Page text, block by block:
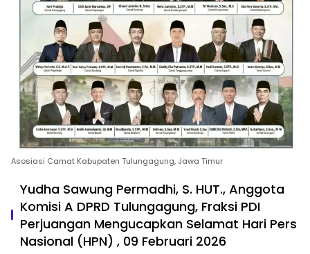
Asosiasi Camat Kabupaten Tulungagung, Jawa Timur
Yudha Sawung Permadhi, S. HUT., Anggota
Komisi A DPRD Tulungagung, Fraksi PDI
Perjuangan Mengucapkan Selamat Hari Pers
Nasional (HPN) , 09 Februari 2026